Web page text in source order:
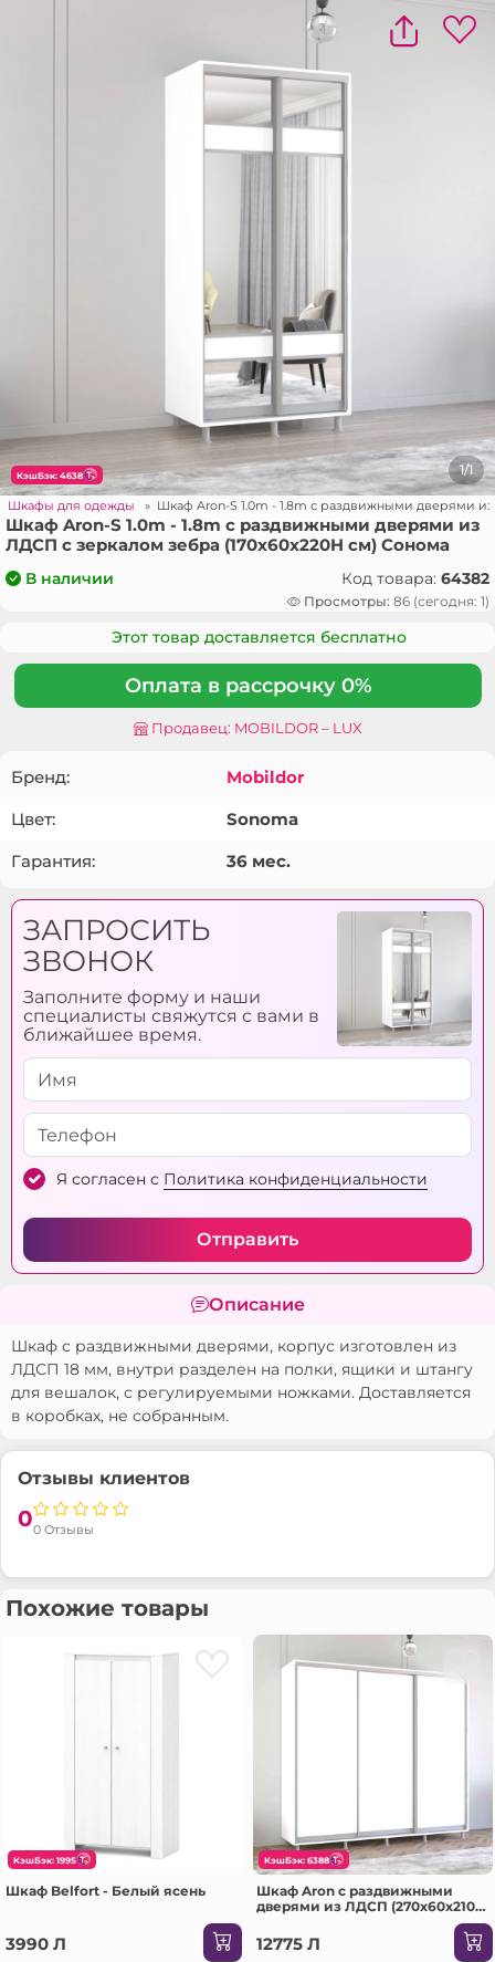
КэшБэк: 4638 1/1
Шкафы для одежды » Шкаф Aron-S 1.0m - 1.8m с раздвижными дверями
Шкаф Aron-S 1.0m - 1.8m с раздвижными дверями из
ЛДСП с зеркалом зебра (170x60x220H см) Сонома
В наличии Код товара: 64382
Просмотры: 86 (сегодня: 1)
Этот товар доставляется бесплатно
Оплата в рассрочку 0%
Продавец: MOBILDOR – LUX
Бренд:
Mobildor
Цвет:
Sonoma
Гарантия:
36 мес.
ЗАПРОСИТЬ
ЗВОНОК
Заполните форму и наши
специалисты свяжутся с вами в
ближайшее время.
Я согласен с Политика конфиденциальности
Отправить
Описание
Шкаф с раздвижными дверями, корпус изготовлен из
ЛДСП 18 мм, внутри разделен на полки, ящики и штангу
для вешалок, с регулируемыми ножками. Доставляется
в коробках, не собранным.
Отзывы клиентов
00 Отзывы
Похожие товары
КэшБэк: 1995
Шкаф Belfort - Белый ясень
3990 Л
КэшБэк: 6388
Шкаф Aron с раздвижными
дверями из ЛДСП (270x60x210H
12775 Л